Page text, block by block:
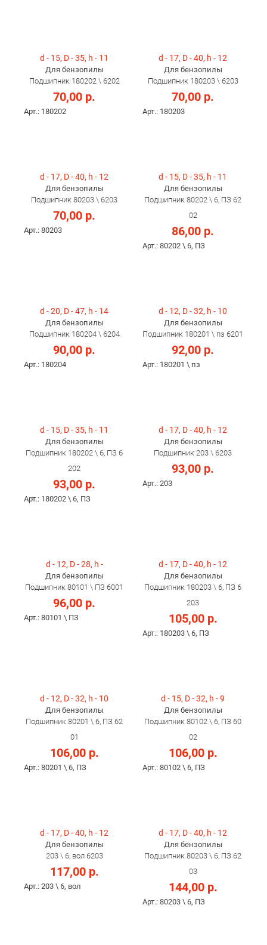
d - 15, D - 35, h - 11
Для бензопилы
Подшипник 180202 \ 6202
70,00 р.
Арт.: 180202
d - 17, D - 40, h - 12
Для бензопилы
Подшипник 180203 \ 6203
70,00 р.
Арт.: 180203
d - 17, D - 40, h - 12
Для бензопилы
Подшипник 80203 \ 6203
70,00 р.
Арт.: 80203
d - 15, D - 35, h - 11
Для бензопилы
Подшипник 80202 \ 6, ПЗ 62
02
86,00 р.
Арт.: 80202 \ 6, ПЗ
d - 20, D - 47, h - 14
Для бензопилы
Подшипник 180204 \ 6204
90,00 р.
Арт.: 180204
d - 12, D - 32, h - 10
Для бензопилы
Подшипник 180201 \ пз 6201
92,00 р.
Арт.: 180201 \ пз
d - 15, D - 35, h - 11
Для бензопилы
Подшипник 180202 \ 6, ПЗ 6
202
93,00 р.
Арт.: 180202 \ 6, ПЗ
d - 17, D - 40, h - 12
Для бензопилы
Подшипник 203 \ 6203
93,00 р.
Арт.: 203
d - 12, D - 28, h -
Для бензопилы
Подшипник 80101 \ ПЗ 6001
96,00 р.
Арт.: 80101 \ ПЗ
d - 17, D - 40, h - 12
Для бензопилы
Подшипник 180203 \ 6, ПЗ 6
203
105,00 р.
Арт.: 180203 \ 6, ПЗ
d - 12, D - 32, h - 10
Для бензопилы
Подшипник 80201 \ 6, ПЗ 62
01
106,00 р.
Арт.: 80201 \ 6, ПЗ
d - 15, D - 32, h - 9
Для бензопилы
Подшипник 80102 \ 6, ПЗ 60
02
106,00 р.
Арт.: 80102 \ 6, ПЗ
d - 17, D - 40, h - 12
Для бензопилы
203 \ 6, вол 6203
117,00 р.
Арт.: 203 \ 6, вол
d - 17, D - 40, h - 12
Для бензопилы
Подшипник 80203 \ 6, ПЗ 62
03
144,00 р.
Арт.: 80203 \ 6, ПЗ